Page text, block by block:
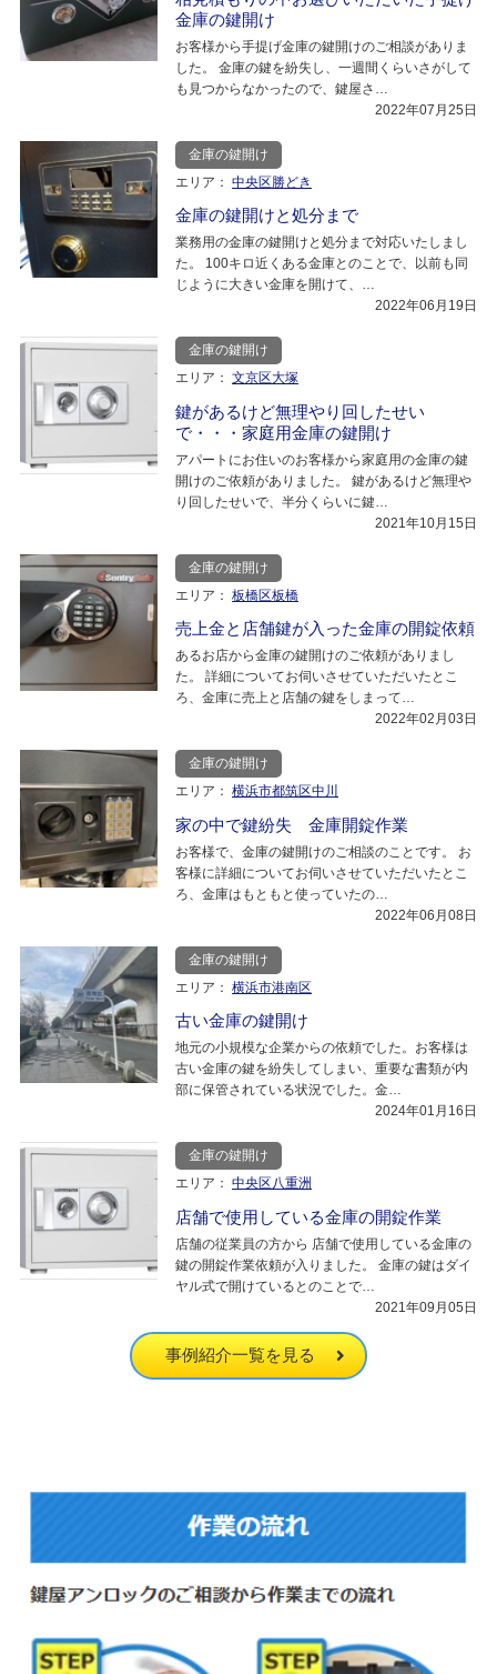
金庫の鍵開け
お客様から手提げ金庫の鍵開けのご相談がありま
した。 金庫の鍵を紛失し、一週間くらいさがして
も見つからなかったので、鍵屋さ…
2022年07月25日
金庫の鍵開け
エリア： 中央区勝どき
金庫の鍵開けと処分まで
業務用の金庫の鍵開けと処分まで対応いたしまし
た。 100キロ近くある金庫とのことで、以前も同
じように大きい金庫を開けて、…
2022年06月19日
金庫の鍵開け
エリア： 文京区大塚
鍵があるけど無理やり回したせい
で・・・家庭用金庫の鍵開け
アパートにお住いのお客様から家庭用の金庫の鍵
開けのご依頼がありました。 鍵があるけど無理や
り回したせいで、半分くらいに鍵…
2021年10月15日
金庫の鍵開け
エリア： 板橋区板橋
売上金と店舗鍵が入った金庫の開錠依頼
あるお店から金庫の鍵開けのご依頼がありまし
た。 詳細についてお伺いさせていただいたとこ
ろ、金庫に売上と店舗の鍵をしまって…
2022年02月03日
金庫の鍵開け
エリア： 横浜市都筑区中川
家の中で鍵紛失 金庫開錠作業
お客様で、金庫の鍵開けのご相談のことです。 お
客様に詳細についてお伺いさせていただいたとこ
ろ、金庫はもともと使っていたの…
2022年06月08日
金庫の鍵開け
エリア： 横浜市港南区
古い金庫の鍵開け
地元の小規模な企業からの依頼でした。お客様は
古い金庫の鍵を紛失してしまい、重要な書類が内
部に保管されている状況でした。金…
2024年01月16日
金庫の鍵開け
エリア： 中央区八重洲
店舗で使用している金庫の開錠作業
店舗の従業員の方から 店舗で使用している金庫の
鍵の開錠作業依頼が入りました。 金庫の鍵はダイ
ヤル式で開けているとのことで…
2021年09月05日
事例紹介一覧を見る